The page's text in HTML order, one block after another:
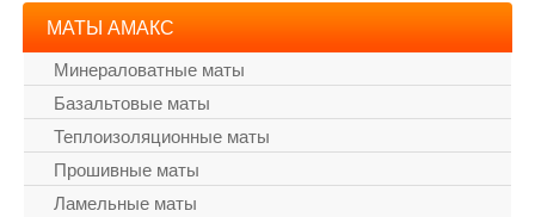
МАТЫ АМАКС
Минераловатные маты
Базальтовые маты
Теплоизоляционные маты
Прошивные маты
Ламельные маты